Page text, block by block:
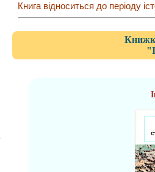
Книга відноситься до періоду